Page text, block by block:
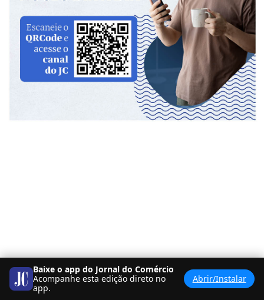
Baixe o app do Jornal do Comércio
Acompanhe esta edição direto no
app.
Abrir/Instalar